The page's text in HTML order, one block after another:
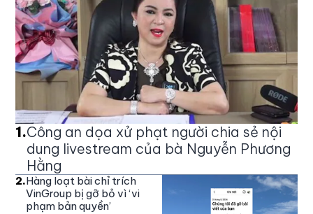
1.Công an dọa xử phạt người chia sẻ nội
dung livestream của bà Nguyễn Phương
Hằng
2.Hàng loạt bài chỉ trích
VinGroup bị gỡ bỏ vì ‘vi
phạm bản quyền’